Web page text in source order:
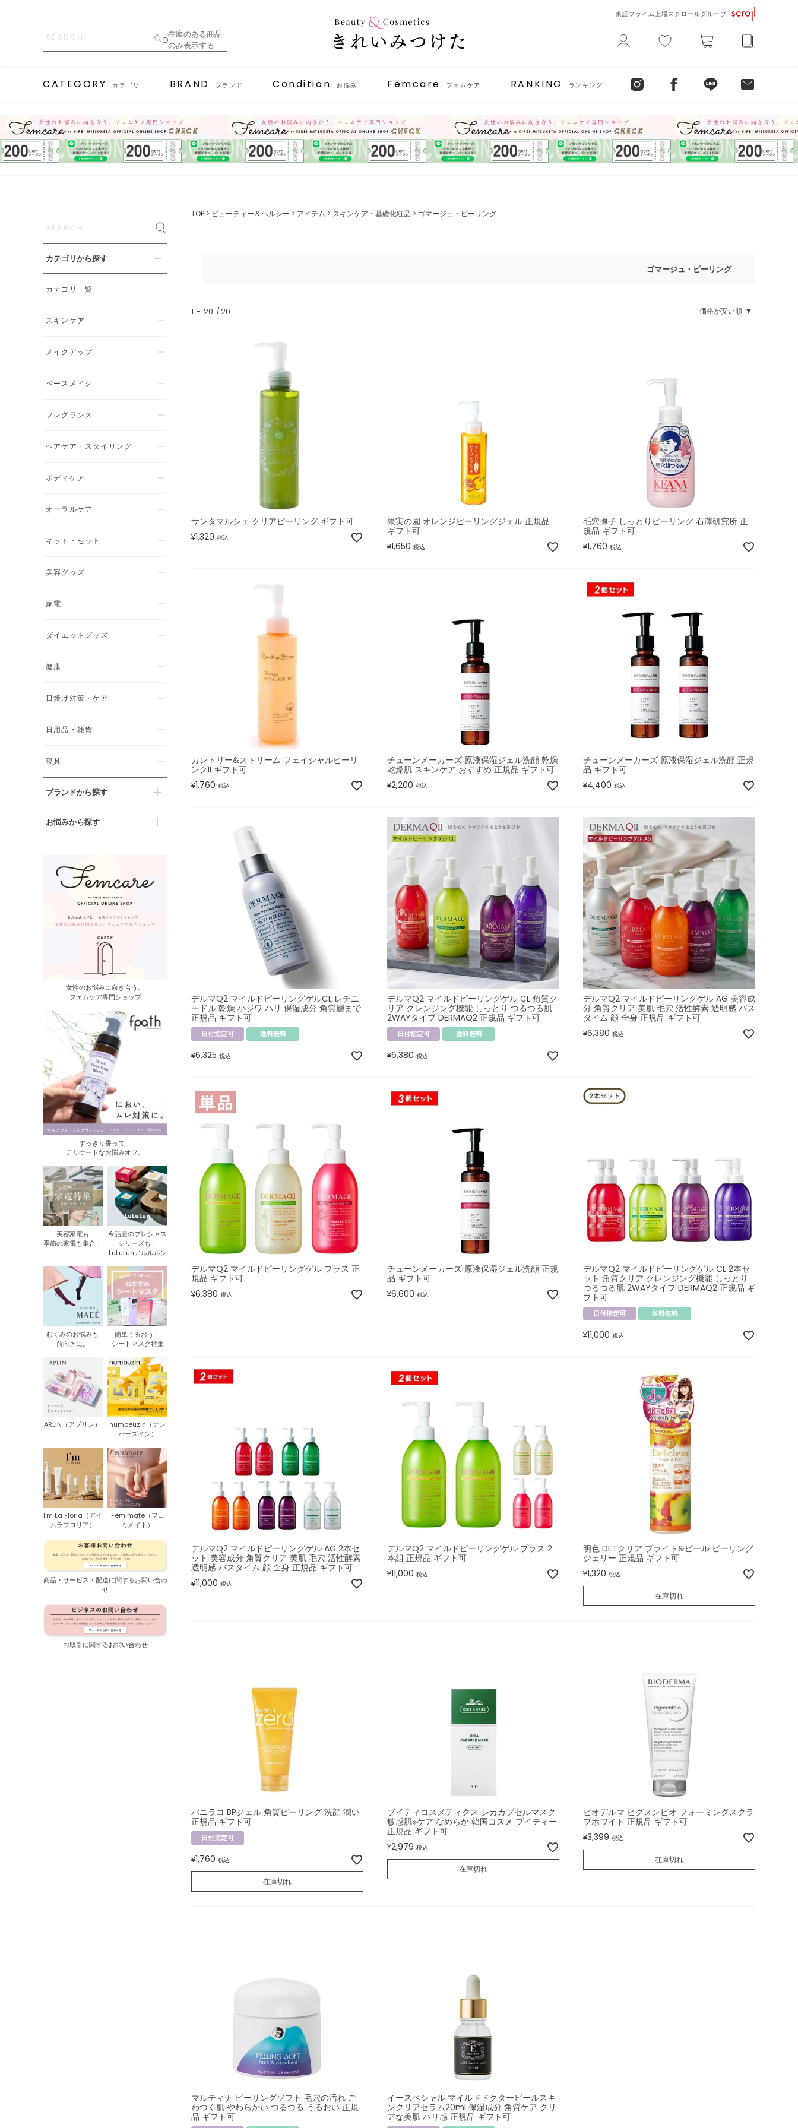
在庫のある商品
のみ表示する
東証プライム上場スクロールグループ
CATEGORY カテゴリ BRAND ブランド Condition お悩み Femcare フェムケア RANKING ランキング
カテゴリから探す
カテゴリ一覧
スキンケア
メイクアップ
ベースメイク
フレグランス
ヘアケア・スタイリング
ボディケア
オーラルケア
キット・セット
美容グッズ
家電
ダイエットグッズ
健康
日焼け対策・ケア
日用品・雑貨
寝具
ブランドから探す
お悩みから探す
女性のお悩みに向き合う。
フェムケア専門ショップ
すっきり香って、
デリケートなお悩みオフ。
美容家電も
季節の家電も集合！
今話題のプレシャス
シリーズも！
LuLuLun／ルルルン
むくみのお悩みも
前向きに。
簡単うるおう！
シートマスク特集
ARLIN（アプリン）
numbeuzin（ナン
バーズイン）
I'm La Floria（アイ
ムラフロリア）
Femimate（フェ
ミメイト）
商品・サービス・配送に関するお問い合わ
せ
お取引に関するお問い合わせ
TOP ビューティー＆ヘルシー アイテム スキンケア・基礎化粧品 ゴマージュ・ピーリング
ゴマージュ・ピーリング
価格が安い順
1 - 20 20
サンタマルシェ クリアピーリング ギフト可
¥1,320 税込
果実の園 オレンジピーリングジェル 正規品
ギフト可
¥1,650 税込
毛穴撫子 しっとりピーリング 石澤研究所 正
規品 ギフト可
¥1,760 税込
カントリー&ストリーム フェイシャルピーリ
ングII ギフト可
¥1,760 税込
チューンメーカーズ 原液保湿ジェル洗顔 乾燥
乾燥肌 スキンケア おすすめ 正規品 ギフト可
¥2,200 税込
チューンメーカーズ 原液保湿ジェル洗顔 正規
品 ギフト可
¥4,400 税込
デルマQ2 マイルドピーリングゲルCL レチニ
ードル 乾燥 小ジワ ハリ 保湿成分 角質層まで
正規品 ギフト可
日付指定可 送料無料
¥6,325 税込
デルマQ2 マイルドピーリングゲル CL 角質ク
リア クレンジング機能 しっとり つるつる肌
2WAYタイプ DERMAQ2 正規品 ギフト可
日付指定可 送料無料
¥6,380 税込
デルマQ2 マイルドピーリングゲル AG 美容成
分 角質クリア 美肌 毛穴 活性酵素 透明感 バス
タイム 顔 全身 正規品 ギフト可
¥6,380 税込
デルマQ2 マイルドピーリングゲル プラス 正
規品 ギフト可
¥6,380 税込
チューンメーカーズ 原液保湿ジェル洗顔 正規
品 ギフト可
¥6,600 税込
デルマQ2 マイルドピーリングゲル CL 2本セ
ット 角質クリア クレンジング機能 しっとり
つるつる肌 2WAYタイプ DERMAQ2 正規品 ギ
フト可
日付指定可 送料無料
¥11,000 税込
デルマQ2 マイルドピーリングゲル AG 2本セ
ット 美容成分 角質クリア 美肌 毛穴 活性酵素
透明感 バスタイム 顔 全身 正規品 ギフト可
¥11,000 税込
デルマQ2 マイルドピーリングゲル プラス 2
本組 正規品 ギフト可
¥11,000 税込
明色 DETクリア ブライト&ピール ピーリング
ジェリー 正規品 ギフト可
¥1,320 税込
在庫切れ
バニラコ BPジェル 角質ピーリング 洗顔 潤い
正規品 ギフト可
日付指定可
¥1,760 税込
在庫切れ
ブイティコスメティクス シカカプセルマスク
敏感肌※ケア なめらか 韓国コスメ ブイティー
正規品 ギフト可
¥2,979 税込
在庫切れ
ビオデルマ ピグメンビオ フォーミングスクラ
ブホワイト 正規品 ギフト可
¥3,399 税込
在庫切れ
マルティナ ピーリングソフト 毛穴の汚れ ご
わつく肌 やわらかい つるつる うるおい 正規
品 ギフト可
イースペシャル マイルドドクターピールスキ
ンクリアセラム20ml 保湿成分 角質ケア クリ
アな美肌 ハリ感 正規品 ギフト可